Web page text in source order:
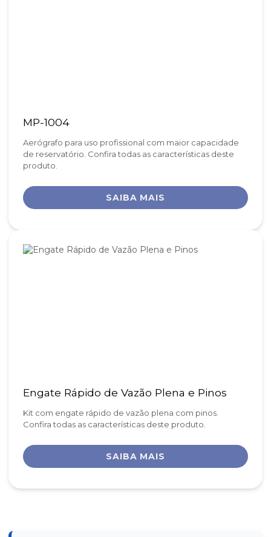
MP-1004
Aerógrafo para uso profissional com maior capacidade
de reservatório. Confira todas as características deste
produto.
SAIBA MAIS
Engate Rápido de Vazão Plena e Pinos
Kit com engate rápido de vazão plena com pinos.
Confira todas as características deste produto.
SAIBA MAIS